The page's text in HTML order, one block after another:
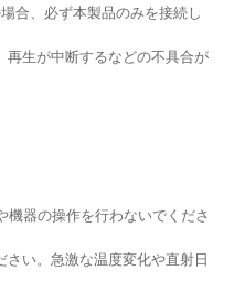
合、必ず本製品のみを接続し
再生が中断するなどの不具合が
機器の操作を行わないでくださ
さい。急激な温度変化や直射日